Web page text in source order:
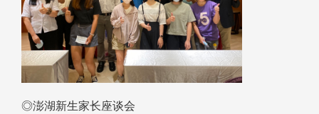
◎澎湖新生家长座谈会